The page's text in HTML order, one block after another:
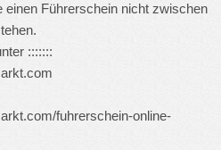
Führerschein nicht zwischen
:::::::
fuhrerschein-online-